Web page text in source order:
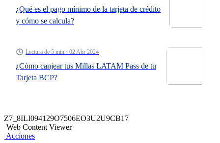
¿Qué es el pago mínimo de la tarjeta de crédito
y cómo se calcula?
¿Cómo canjear tus Millas LATAM Pass de tu
Tarjeta BCP?
Lectura de 5 min · 02 Abr 2024
Z7_8ILI094129O7506EO3U2U9CB17
Web Content Viewer
Acciones